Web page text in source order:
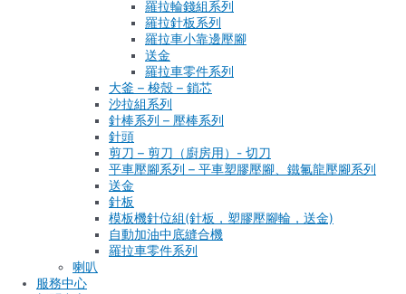
羅拉輪錢組系列
羅拉針板系列
羅拉車小靠邊壓腳
送金
羅拉車零件系列
大釜 – 梭殼 – 鎖芯
沙拉組系列
針棒系列 – 壓棒系列
針頭
剪刀 – 剪刀（廚房用）- 切刀
平車壓腳系列 – 平車塑膠壓腳、鐵氟龍壓腳系列
送金
針板
模板機針位組(針板，塑膠壓腳輪，送金)
自動加油中底縫合機
羅拉車零件系列
喇叭
服務中心